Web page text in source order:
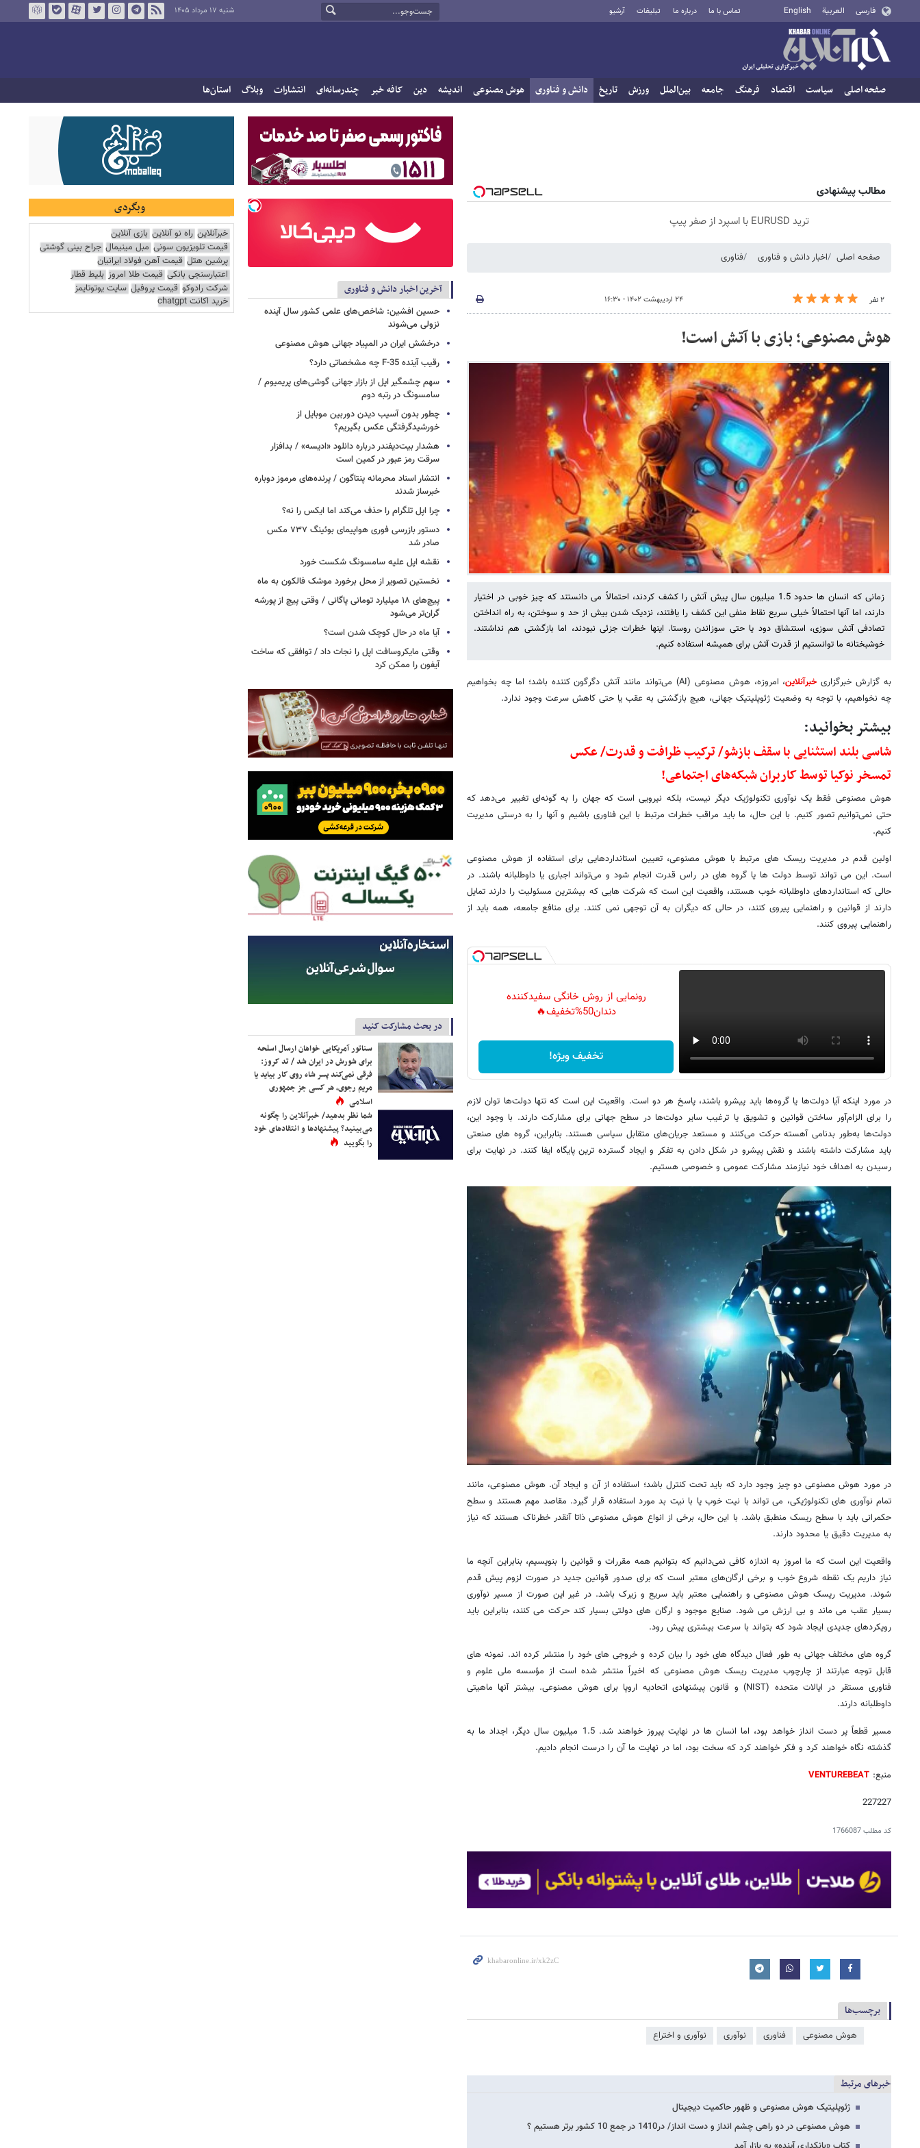
فارسی العربية English تماس با ما درباره ما تبلیغات آرشیو شنبه ۱۷ مرداد ۱۴۰۵
صفحه اصلی سیاست اقتصاد فرهنگ جامعه بین‌الملل ورزش تاریخ دانش و فناوری هوش مصنوعی اندیشه دین کافه خبر چندرسانه‌ای انتشارات وبلاگ استان‌ها
مطالب پیشنهادی
ترید EURUSD با اسپرد از صفر پیپ
صفحه اصلی اخبار دانش و فناوری فناوری
۲ نفر ۲۴ اردیبهشت ۱۴۰۲ - ۱۶:۳۰
هوش مصنوعی؛ بازی با آتش است!
زمانی که انسان ها حدود 1.5 میلیون سال پیش آتش را کشف کردند، احتمالاً می دانستند که چیز خوبی در اختیار
دارند، اما آنها احتمالاً خیلی سریع نقاط منفی این کشف را یافتند، نزدیک شدن بیش از حد و سوختن، به راه انداختن
تصادفی آتش سوزی، استنشاق دود یا حتی سوزاندن روستا. اینها خطرات جزئی نبودند، اما بازگشتی هم نداشتند.
خوشبختانه ما توانستیم از قدرت آتش برای همیشه استفاده کنیم.
به گزارش خبرگزاریخبرآنلاین
، امروزه، هوش مصنوعی (AI) می‌تواند مانند آتش دگرگون کننده باشد؛ اما چه بخواهیم
چه نخواهیم، با توجه به وضعیت ژئوپلیتیک جهانی، هیچ بازگشتی به عقب یا حتی کاهش سرعت وجود ندارد.
بیشتر بخوانید:
شاسی بلند استثنایی با سقف بازشو/ ترکیب ظرافت و قدرت/ عکس
تمسخر نوکیا توسط کاربران شبکه‌های اجتماعی!
هوش مصنوعی فقط یک نوآوری تکنولوژیک دیگر نیست، بلکه نیرویی است که جهان را به گونه‌ای تغییر می‌دهد که
حتی نمی‌توانیم تصور کنیم. با این حال، ما باید مراقب خطرات مرتبط با این فناوری باشیم و آنها را به درستی مدیریت
کنیم.
اولین قدم در مدیریت ریسک های مرتبط با هوش مصنوعی، تعیین استانداردهایی برای استفاده از هوش مصنوعی
است. این می تواند توسط دولت ها یا گروه های در راس قدرت انجام شود و می‌تواند اجباری یا داوطلبانه باشند. در
حالی که استانداردهای داوطلبانه خوب هستند، واقعیت این است که شرکت هایی که بیشترین مسئولیت را دارند تمایل
دارند از قوانین و راهنمایی پیروی کنند، در حالی که دیگران به آن توجهی نمی کنند. برای منافع جامعه، همه باید از
راهنمایی پیروی کنند.
رونمایی از روش خانگی سفیدکننده
دندان50%تخفیف🔥
تخفیف ویژه!
در مورد اینکه آیا دولت‌ها یا گروه‌ها باید پیشرو باشند، پاسخ هر دو است. واقعیت این است که تنها دولت‌ها توان لازم
را برای الزام‌آور ساختن قوانین و تشویق یا ترغیب سایر دولت‌ها در سطح جهانی برای مشارکت دارند. با وجود این،
دولت‌ها به‌طور بدنامی آهسته حرکت می‌کنند و مستعد جریان‌های متقابل سیاسی هستند. بنابراین، گروه های صنعتی
باید مشارکت داشته باشند و نقش پیشرو در شکل دادن به تفکر و ایجاد گسترده ترین پایگاه ایفا کنند. در نهایت برای
رسیدن به اهداف خود نیازمند مشارکت عمومی و خصوصی هستیم.
در مورد هوش مصنوعی دو چیز وجود دارد که باید تحت کنترل باشد؛ استفاده از آن و ایجاد آن. هوش مصنوعی، مانند
تمام نوآوری های تکنولوژیکی، می تواند با نیت خوب یا با نیت بد مورد استفاده قرار گیرد. مقاصد مهم هستند و سطح
حکمرانی باید با سطح ریسک منطبق باشد. با این حال، برخی از انواع هوش مصنوعی ذاتا آنقدر خطرناک هستند که نیاز
به مدیریت دقیق یا محدود دارند.
واقعیت این است که ما امروز به اندازه کافی نمی‌دانیم که بتوانیم همه مقررات و قوانین را بنویسیم، بنابراین آنچه ما
نیاز داریم یک نقطه شروع خوب و برخی ارگان‌های معتبر است که برای صدور قوانین جدید در صورت لزوم پیش قدم
شوند. مدیریت ریسک هوش مصنوعی و راهنمایی معتبر باید سریع و زیرک باشد. در غیر این صورت از مسیر نوآوری
بسیار عقب می ماند و بی ارزش می شود. صنایع موجود و ارگان های دولتی بسیار کند حرکت می کنند، بنابراین باید
رویکردهای جدیدی ایجاد شود که بتواند با سرعت بیشتری پیش رود.
گروه های مختلف جهانی به طور فعال دیدگاه های خود را بیان کرده و خروجی های خود را منتشر کرده اند. نمونه های
قابل توجه عبارتند از چارچوب مدیریت ریسک هوش مصنوعی که اخیراً منتشر شده است از مؤسسه ملی علوم و
فناوری مستقر در ایالات متحده (NIST) و قانون پیشنهادی اتحادیه اروپا برای هوش مصنوعی. بیشتر آنها ماهیتی
داوطلبانه دارند.
مسیر قطعاً پر دست انداز خواهد بود، اما انسان ها در نهایت پیروز خواهند شد. 1.5 میلیون سال دیگر، اجداد ما به
گذشته نگاه خواهند کرد و فکر خواهند کرد که سخت بود، اما در نهایت ما آن را درست انجام دادیم.
منبع: VENTUREBEAT
227227
کد مطلب1766087
برچسب‌ها
هوش مصنوعی فناوری نوآوری نوآوری و اختراع
خبرهای مرتبط
ژئوپلیتیک هوش مصنوعی و ظهور حاکمیت دیجیتال
هوش مصنوعی در دو راهی چشم انداز و دست انداز/ در1410 در جمع 10 کشور برتر هستیم ؟
آخرین اخبار دانش و فناوری
حسین افشین: شاخص‌های علمی کشور سال آینده
نزولی می‌شوند
درخشش ایران در المپیاد جهانی هوش مصنوعی
رقیب آینده F-35 چه مشخصاتی دارد؟
سهم چشمگیر اپل از بازار جهانی گوشی‌های پریمیوم /
سامسونگ در رتبه دوم
چطور بدون آسیب دیدن دوربین موبایل از
خورشیدگرفتگی عکس بگیریم؟
هشدار بیت‌دیفندر درباره دانلود «ادیسه» / بدافزار
سرقت رمز عبور در کمین است
انتشار اسناد محرمانه پنتاگون / پرنده‌های مرموز دوباره
خبرساز شدند
چرا اپل تلگرام را حذف می‌کند اما ایکس را نه؟
دستور بازرسی فوری هواپیمای بوئینگ ۷۳۷ مکس
صادر شد
نقشه اپل علیه سامسونگ شکست خورد
نخستین تصویر از محل برخورد موشک فالکون به ماه
پیچ‌های ۱۸ میلیارد تومانی پاگانی / وقتی پیچ از پورشه
گران‌تر می‌شود
آیا ماه در حال کوچک شدن است؟
وقتی مایکروسافت اپل را نجات داد / توافقی که ساخت
آیفون را ممکن کرد
در بحث مشارکت کنید
سناتور آمریکایی خواهان ارسال اسلحه
برای شورش در ایران شد / تد کروز:
فرقی نمی‌کند پسر شاه روی کار بیاید یا
مریم رجوی، هر کسی جز جمهوری
اسلامی
شما نظر بدهید/ خبرآنلاین را چگونه
می‌بینید؟ پیشنهادها و انتقادهای خود
را بگویید
وبگردی
خبرآنلاین راه نو آنلاین بازی آنلاین
قیمت تلویزیون سونی مبل مینیمال جراح بینی گوشتی
پرشین هتل قیمت آهن فولاد ایرانیان
اعتبارسنجی بانکی قیمت طلا امروز بلیط قطار
شرکت رادوکو قیمت پروفیل سایت یوتوتایمز
خرید اکانت chatgpt